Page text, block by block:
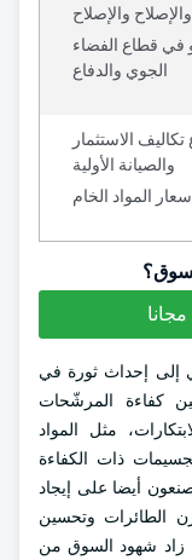
والإصلاح والإصلاح
في قطاع الفضاء
الجوي والدفاع
تكاليف الاستثمار
والصيانة الأولية
المواد الخام
إلى إحداث ثورة في
كفاءة المرشّحات
مثل المواد
ذات الكفاءة
أيضا على إيجاد
الطائرات وتحسين
زاد شهود السوق من